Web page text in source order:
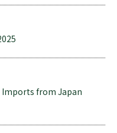
Imports from Japan